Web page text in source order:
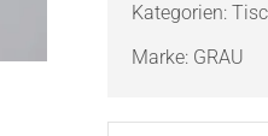
LED-
Kategorien:
Marke: GRAU